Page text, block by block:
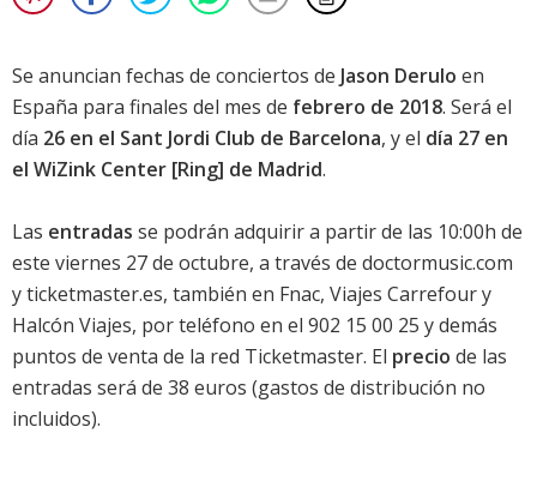
Se anuncian fechas de conciertos de Jason Derulo en
España para finales del mes de febrero de 2018. Será el
día 26 en el Sant Jordi Club de Barcelona, y el día 27 en
el WiZink Center [Ring] de Madrid.
Las entradas se podrán adquirir a partir de las 10:00h de
este viernes 27 de octubre, a través de doctormusic.com
y ticketmaster.es, también en Fnac, Viajes Carrefour y
Halcón Viajes, por teléfono en el 902 15 00 25 y demás
puntos de venta de la red Ticketmaster. El precio de las
entradas será de 38 euros (gastos de distribución no
incluidos).